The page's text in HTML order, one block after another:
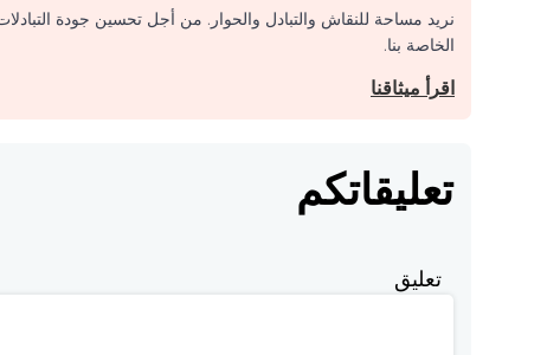
نريد مساحة للنقاش والتبادل والحوار. من أجل تحسين جودة
الخاصة بنا.
اقرأ ميثاقنا
تعليقاتكم
تعليق